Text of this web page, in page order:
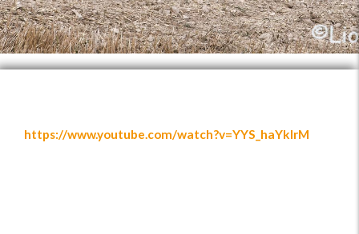
https://www.youtube.com/watch?v=YYS_haYklrM